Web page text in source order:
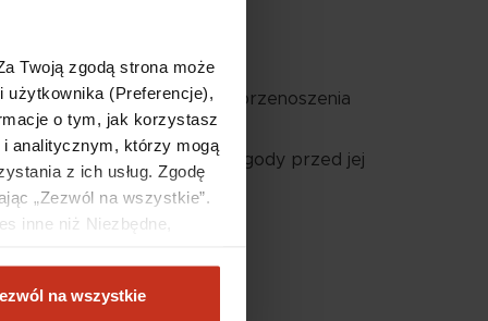
Twoją zgodą strona może
użytkownika (Preferencje),
o tym, jak korzystasz
analitycznym, którzy mogą
z ich usług. Zgodę
„Zezwól na wszystkie”.
inne niż Niezbędne,
na wszystkie
a także prawo do przenoszenia
dokonano na podstawie zgody przed jej
szczególna sytuacją;